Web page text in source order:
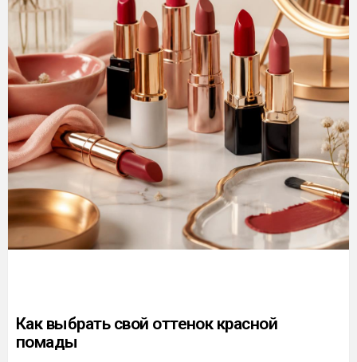
Как выбрать свой оттенок красной
помады